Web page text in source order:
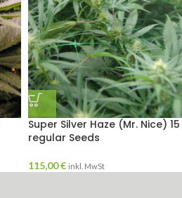
Super Silver Haze (Mr. Nice) 15
regular Seeds
115,00€ inkl. MwSt